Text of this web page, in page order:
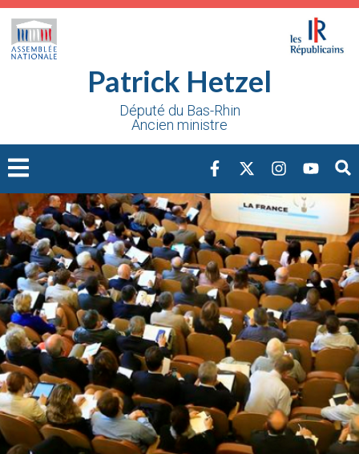
Patrick Hetzel
Député du Bas-Rhin
Ancien ministre
Cookies management panel